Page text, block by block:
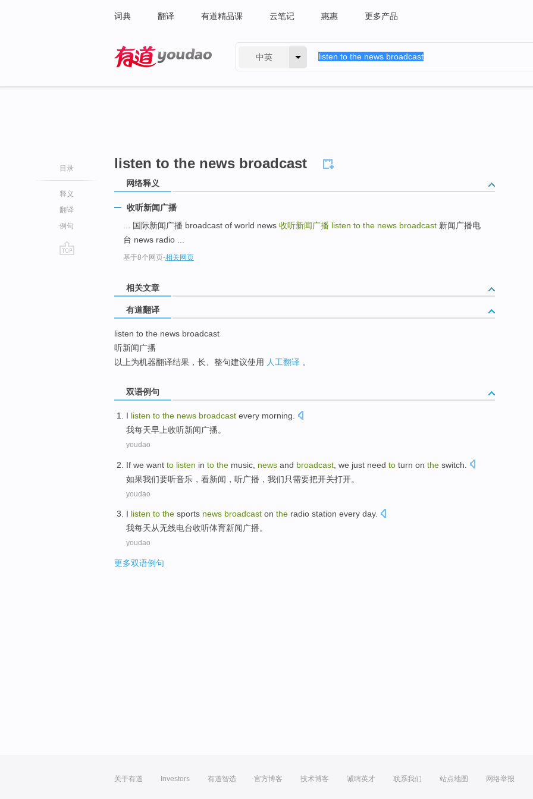
词典 翻译 有道精品课 云笔记 惠惠 更多产品
中英
目录
释义
翻译
例句
listen to the news broadcast
网络释义
收听新闻广播
... 国际新闻广播 broadcast of world news 收听新闻广播 listen to the news broadcast 新闻广播电
台 news radio ...
基于8个网页-相关网页
相关文章
有道翻译
listen to the news broadcast
听新闻广播
以上为机器翻译结果，长、整句建议使用 人工翻译 。
双语例句
I listen to the news broadcast every morning
我每天早上收听新闻广播。
youdao
If we want to listen in to the music news and broadcast , we just need to turn on the switch
如果我们要听音乐 ， 看新闻 ， 听广播 ，我们只 需要把开关打开。
youdao
I listen to the sports news broadcast on the radio station every day.
我每天从无线电台收听体育新闻广播。
youdao
更多双语例句
关于有道 Investors 有道智选 官方博客 技术博客 诚聘英才 联系我们 站点地图 网络举报